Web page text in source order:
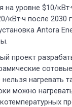
на уровне $10/
кВт·ч после
Antora
проект
нельзя
можно